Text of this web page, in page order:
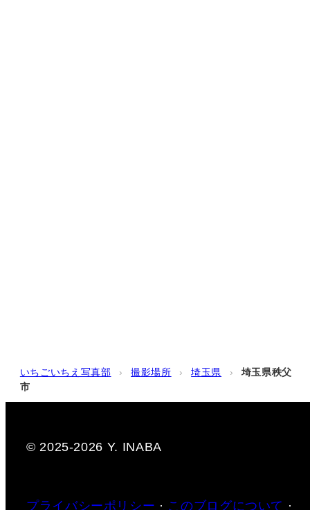
いちごいちえ写真部 › 撮影場所 › 埼玉県 ›
埼玉県秩父
市
© 2025-2026 Y. INABA
プライバシーポリシー · このブログについて ·